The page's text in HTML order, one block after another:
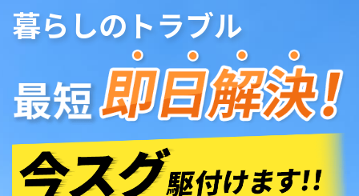
暮らしのトラブル